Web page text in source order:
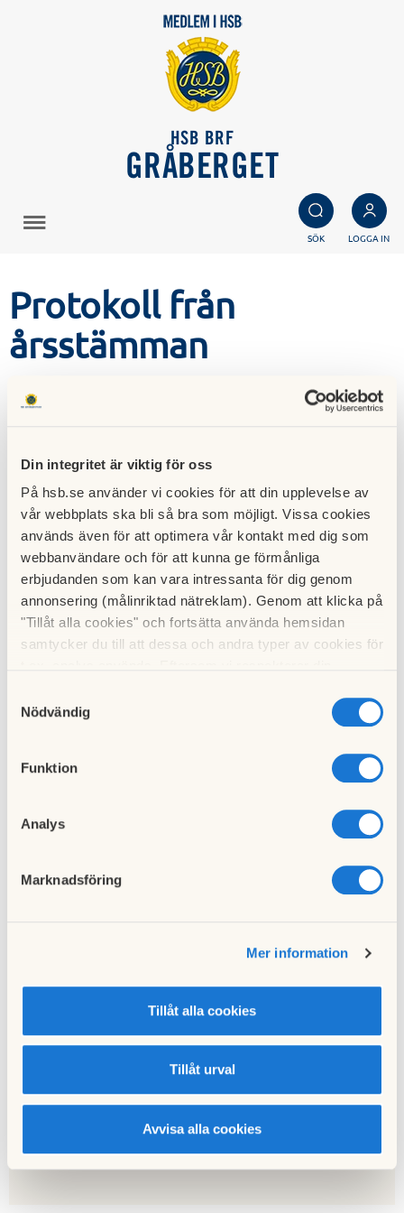
Din integritet är viktig för oss
På hsb.se använder vi cookies för att din upplevelse av
vår webbplats ska bli så bra som möjligt. Vissa cookies
används även för att optimera vår kontakt med dig som
webbanvändare och för att kunna ge förmånliga
erbjudanden som kan vara intressanta för dig genom
annonsering (målinriktad nätreklam). Genom att klicka på
"Tillåt alla cookies" och fortsätta använda hemsidan
samtycker du till att dessa och andra typer av cookies för
cookies och välja att endast tillåta ett urval.
Nödvändig
Funktion
Analys
Marknadsföring
Mer information
Tillåt alla cookies
Tillåt urval
Avvisa alla cookies
HSB BRF
GRÅBERGET
SÖK LOGGA IN
Protokoll från
årsstämman
Protokoll från årsstämman finns tillgängligt här på
Till nyhetslistan
Nytt elpris för IMD-el
Förändrade tvättregler
04 augusti 2023